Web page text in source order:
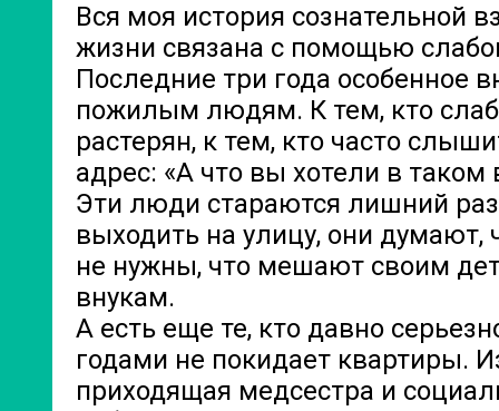
Вся моя история сознательной
жизни связана с помощью
Последние три года особенное
пожилым людям. К тем, кто
растерян, к тем, кто часто
адрес: «А что вы хотели в таком
Эти люди стараются лишний
выходить на улицу, они думают,
не нужны, что мешают своим
внукам.
А есть еще те, кто давно
годами не покидает квартиры.
приходящая медсестра и